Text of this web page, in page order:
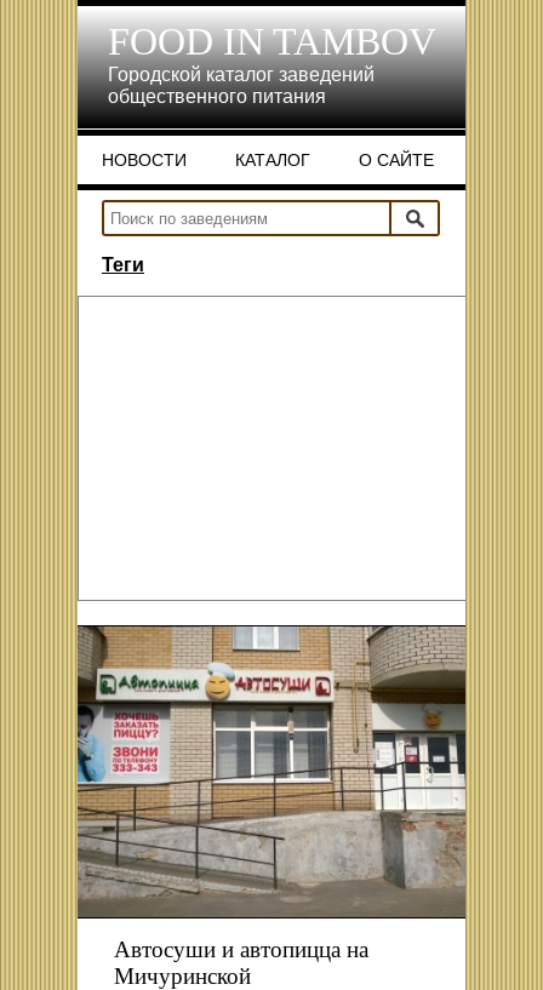
FOOD IN TAMBOV
Городской каталог заведений
общественного питания
НОВОСТИ
НОВОСТИ
КАТАЛОГ
КАТАЛОГ
О САЙТЕ
О САЙТЕ
Теги
Автосуши и автопицца на
Мичуринской